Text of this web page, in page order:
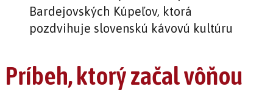
Príbeh, ktorý začal vôňou